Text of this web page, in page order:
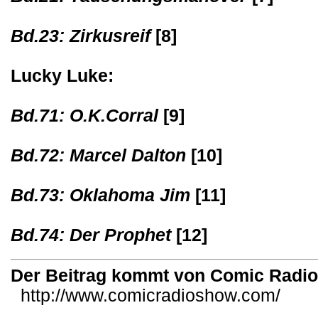
Bd.23: Zirkusreif[8]
Lucky Luke:
Bd.71: O.K.Corral[9]
Bd.72: Marcel Dalton [10]
Bd.73: Oklahoma Jim [11]
Bd.74: Der Prophet[12]
Der Beitrag kommt von Comic
http://www.comicradioshow.com/